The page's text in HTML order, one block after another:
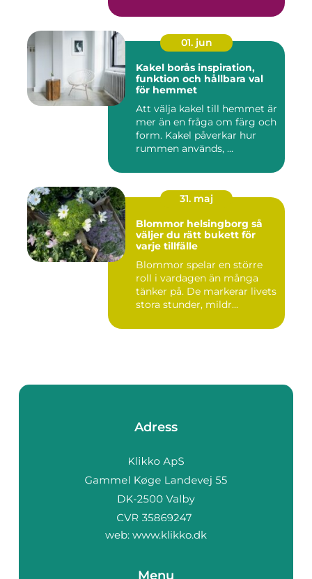
01. jun
Kakel borås inspiration,
funktion och hållbara val
för hemmet
Att välja kakel till hemmet är
mer än en fråga om färg och
form. Kakel påverkar hur
rummen används, ...
31. maj
Blommor helsingborg så
väljer du rätt bukett för
varje tillfälle
Blommor spelar en större
roll i vardagen än många
tänker på. De markerar livets
stora stunder, mildr...
Adress
web: www.klikko.dk
Menu